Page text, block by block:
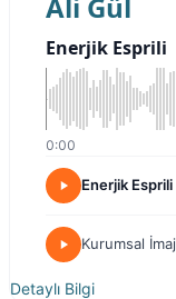
Enerjik Esprili
0:00
Enerjik Esprili
Kurumsal İmaj
Detaylı Bilgi